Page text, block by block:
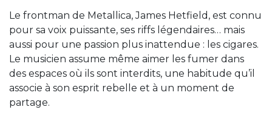
Le frontman de Metallica, James Hetfield, est connu
pour sa voix puissante, ses riffs légendaires… mais
aussi pour une passion plus inattendue : les cigares.
Le musicien assume même aimer les fumer dans
des espaces où ils sont interdits, une habitude qu’il
associe à son esprit rebelle et à un moment de
partage.